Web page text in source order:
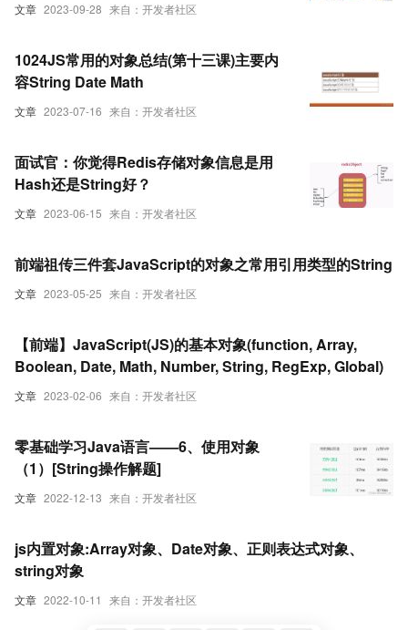
文章 2023-09-28 来自：开发者社区
文章 2023-07-16 来自：开发者社区
1024JS常用的对象总结(第十三课)主要内
容String Date Math
文章 2023-06-15 来自：开发者社区
面试官：你觉得Redis存储对象信息是用
Hash还是String好？
文章 2023-05-25 来自：开发者社区
前端祖传三件套JavaScript的对象之常用引用类型的String
文章 2023-02-06 来自：开发者社区
【前端】JavaScript(JS)的基本对象(function, Array,
Boolean, Date, Math, Number, String, RegExp, Global)
文章 2022-12-13 来自：开发者社区
零基础学习Java语言——6、使用对象
（1）[String操作解题]
文章 2022-10-11 来自：开发者社区
js内置对象:Array对象、Date对象、正则表达式对象、
string对象